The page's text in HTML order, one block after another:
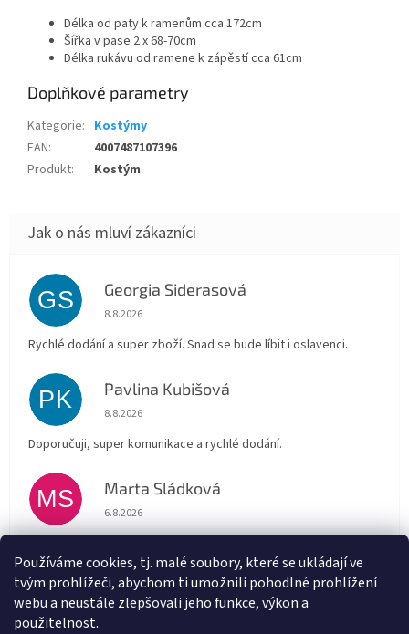
Používáme cookies, tj. malé soubory, které se ukládají ve
tvým prohlížeči, abychom ti umožnili pohodlné prohlížení
webu a neustále zlepšovali jeho funkce, výkon a
použitelnost.
Délka od paty k ramenům cca 172cm
Šířka v pase 2 x 68-70cm
Délka rukávu od ramene k zápěstí cca 61cm
Doplňkové parametry
Kategorie: Kostýmy
EAN:
4007487107396
Produkt: Kostým
GS Georgia Siderasová
Hodnocení obchodu je 5 z 5 hvězdiček.
8.8.2026
Rychlé dodání a super zboží. Snad se bude líbit i oslavenci.
PK Pavlina Kubišová
Hodnocení obchodu je 5 z 5 hvězdiček.
8.8.2026
Doporučuji, super komunikace a rychlé dodání.
MS Marta Sládková
Hodnocení obchodu je 5 z 5 hvězdiček.
6.8.2026
AT Alena Trchova
Hodnocení obchodu je 5 z 5 hvězdiček.
5.8.2026